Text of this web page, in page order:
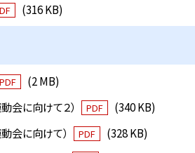
(316 KB)
PDF
(2 MB)
会に向けて２）
PDF
(340 KB)
会に向けて）
PDF
(328 KB)